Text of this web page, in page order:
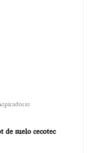
de suelo cecotec